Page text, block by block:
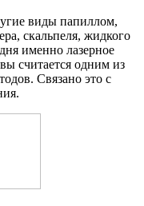
виды папиллом,
скальпеля, жидкого
именно лазерное
считается одним из
Связано это с